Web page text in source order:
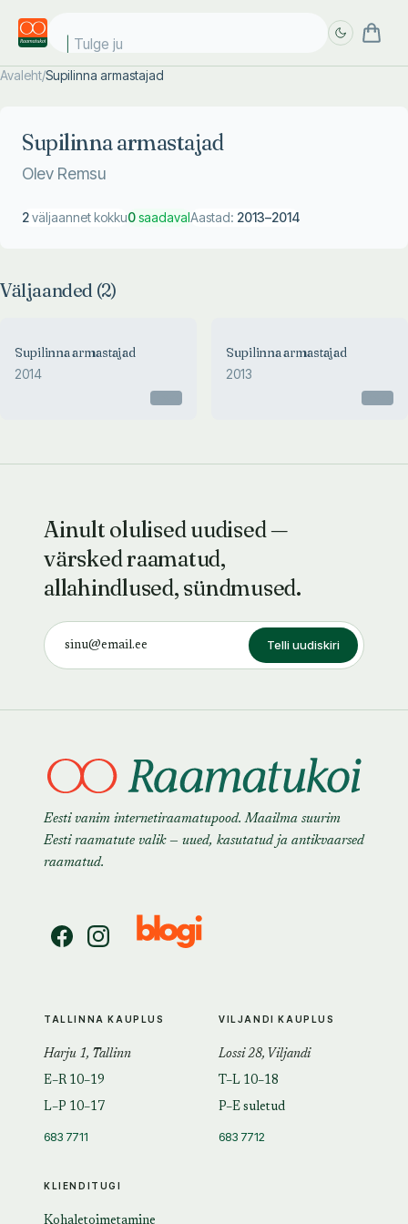
Tulge jub
Avaleht/Supilinna armastajad
Supilinna armastajad
Olev Remsu
2väljaannet kokku0saadavalAastad: 2013–2014
Väljaanded (2)
Supilinna armastajad
2014
Supilinna armastajad
2013
Ainult olulised uudised —
värsked raamatud,
allahindlused, sündmused.
Telli uudiskiri
Eesti vanim internetiraamatupood. Maailma suurim
Eesti raamatute valik — uued, kasutatud ja antikvaarsed
raamatud.
KLIENDITUGI
TALLINNA KAUPLUS
Harju 1, Tallinn
E–R 10–19
L–P 10–17
683 7711
VILJANDI KAUPLUS
Lossi 28, Viljandi
T–L 10–18
P–E suletud
683 7712